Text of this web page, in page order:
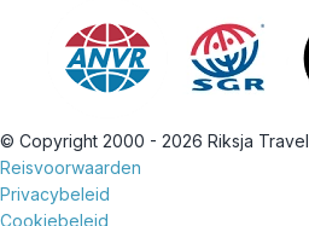
© Copyright 2000 - 2026 Riksja Travel
Reisvoorwaarden
Privacybeleid
Cookiebeleid